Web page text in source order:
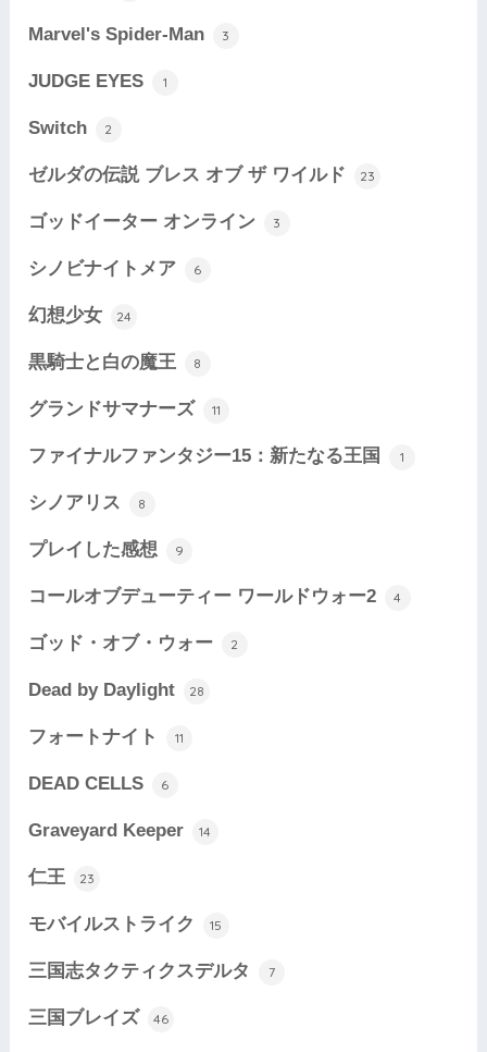
Marvel's Spider-Man 3
JUDGE EYES 1
Switch 2
ゼルダの伝説 ブレス オブ ザ ワイルド 23
ゴッドイーター オンライン 3
シノビナイトメア 6
幻想少女 24
黒騎士と白の魔王 8
グランドサマナーズ 11
ファイナルファンタジー15：新たなる王国 1
シノアリス 8
プレイした感想 9
コールオブデューティー ワールドウォー2 4
ゴッド・オブ・ウォー 2
Dead by Daylight 28
フォートナイト 11
DEAD CELLS 6
Graveyard Keeper 14
仁王 23
モバイルストライク 15
三国志タクティクスデルタ 7
三国ブレイズ 46